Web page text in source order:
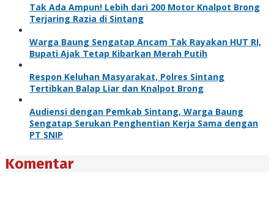
Tak Ada Ampun! Lebih dari 200 Motor Knalpot Brong
Terjaring Razia di Sintang
Warga Baung Sengatap Ancam Tak Rayakan HUT RI,
Bupati Ajak Tetap Kibarkan Merah Putih
Respon Keluhan Masyarakat, Polres Sintang
Tertibkan Balap Liar dan Knalpot Brong
Audiensi dengan Pemkab Sintang, Warga Baung
Sengatap Serukan Penghentian Kerja Sama dengan
PT SNIP
Komentar